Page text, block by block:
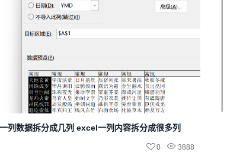
列数据拆分成几列 excel一列内容拆分成很多列
3888
0